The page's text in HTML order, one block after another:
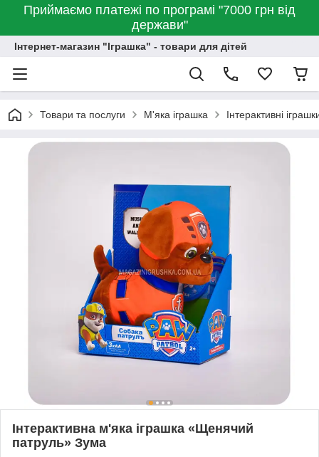
Приймаємо платежі по програмі "7000 грн від
держави"
Інтернет-магазин "Іграшка" - товари для дітей
Товари та послуги М'яка іграшка Інтерактивні
Інтерактивна м'яка іграшка «Щенячий
патруль» Зума